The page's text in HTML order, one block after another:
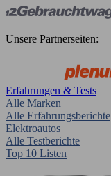
Unsere Partnerseiten:
Erfahrungen & Tests
Alle Marken
Alle Erfahrungsberichte
Elektroautos
Alle Testberichte
Top 10 Listen